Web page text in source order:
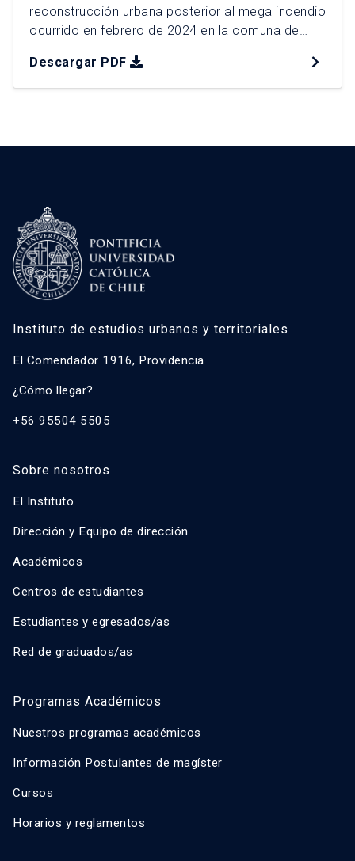
reconstrucción urbana posterior al mega incendio
ocurrido en febrero de 2024 en la comuna de
más grave en la historia reciente de Chile. Esta
catástrofe evidencia a la interfaz urbano rural
Descargar PDF
Instituto de estudios urbanos y territoriales
El Comendador 1916, Providencia
¿Cómo llegar?
+56 95504 5505
Sobre nosotros
El Instituto
Dirección y Equipo de dirección
Académicos
Centros de estudiantes
Estudiantes y egresados/as
Red de graduados/as
Programas Académicos
Nuestros programas académicos
Información Postulantes de magíster
Cursos
Horarios y reglamentos